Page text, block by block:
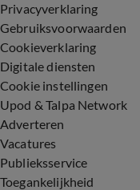
Privacyverklaring
Gebruiksvoorwaarden
Cookieverklaring
Digitale diensten
Cookie instellingen
Upod & Talpa Network
Adverteren
Vacatures
Publieksservice
Toegankelijkheid